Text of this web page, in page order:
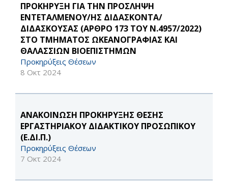
ΠΡΟΚΗΡΥΞΗ ΓΙΑ ΤΗΝ ΠΡΟΣΛΗΨΗ
ΕΝΤΕΤΑΛΜΕΝΟΥ/ΗΣ ΔΙΔΑΣΚΟΝΤΑ/
ΔΙΔΑΣΚΟΥΣΑΣ (ΑΡΘΡΟ 173 ΤΟΥ Ν.4957/2022)
ΣΤΟ ΤΜΗΜΑΤΟΣ ΩΚΕΑΝΟΓΡΑΦΙΑΣ ΚΑΙ
ΘΑΛΑΣΣΙΩΝ ΒΙΟΕΠΙΣΤΗΜΩΝ
Προκηρύξεις Θέσεων
8 Οκτ 2024
ΑΝΑΚΟΙΝΩΣΗ ΠΡΟΚΗΡΥΞΗΣ ΘΕΣΗΣ
ΕΡΓΑΣΤΗΡΙΑΚΟΥ ΔΙΔΑΚΤΙΚΟΥ ΠΡΟΣΩΠΙΚΟΥ
(Ε.ΔΙ.Π.)
Προκηρύξεις Θέσεων
7 Οκτ 2024